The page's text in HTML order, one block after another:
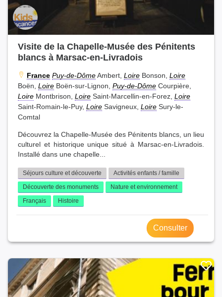
Visite de la Chapelle-Musée des Pénitents
blancs à Marsac-en-Livradois
France Puy-de-DômeAmbert, Loire Bonson, Loire
Boën, Loire Boën-sur-Lignon, Puy-de-Dôme Courpière,
Loire Montbrison, Loire Saint-Marcellin-en-Forez, Loire
Saint-Romain-le-Puy, Loire Savigneux, Loire Sury-le-
Comtal
Découvrez la Chapelle-Musée des Pénitents blancs, un lieu
culturel et historique unique situé à Marsac-en-Livradois.
Installé dans une chapelle...
Séjours culture et découverte
Activités enfants / famille
Découverte des monuments
Nature et environnement
Français
Histoire
Consulter